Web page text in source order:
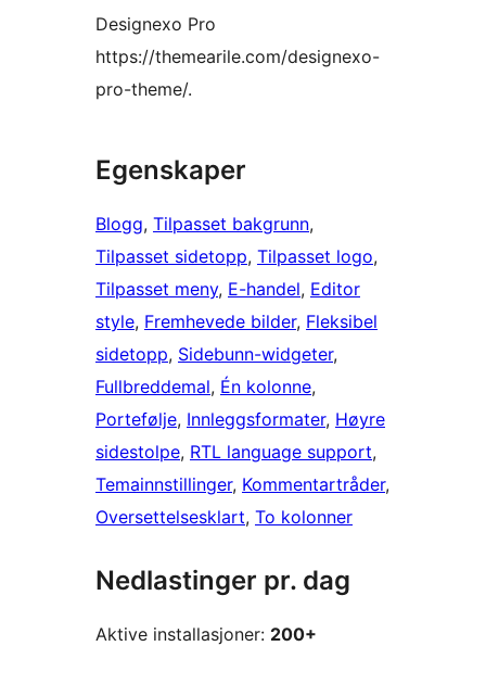
Designexo Pro
https://themearile.com/designexo-
pro-theme/.
Egenskaper
Blogg, Tilpasset bakgrunn
Tilpasset sidetopp, Tilpasset logo
Tilpasset meny, E-handel, Editor
style, Fremhevede bilder, Fleksibel
sidetopp, Sidebunn-widgeter
Fullbreddemal, Én kolonne
Portefølje, Innleggsformater, Høyre
sidestolpe, RTL language support
Temainnstillinger, Kommentartråder
Oversettelsesklart, To kolonner
Nedlastinger pr. dag
Aktive installasjoner: 200+